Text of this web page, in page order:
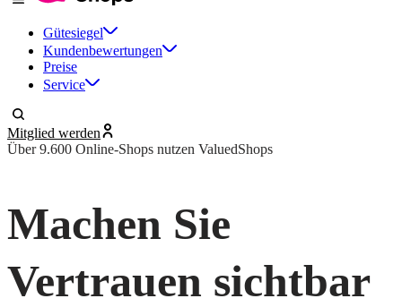
Gütesiegel
Kundenbewertungen
Preise
Service
Mitglied werden
Über 9.600 Online-Shops nutzen ValuedShops
Machen Sie
Vertrauen sichtbar